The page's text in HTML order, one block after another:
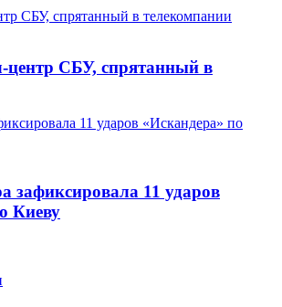
СБУ, спрятанный в телекомпании
центр СБУ, спрятанный в
11 ударов «Искандера» по
зафиксировала 11 ударов
Киеву